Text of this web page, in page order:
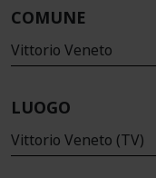
COMUNE
Vittorio Veneto
LUOGO
Vittorio Veneto (TV)